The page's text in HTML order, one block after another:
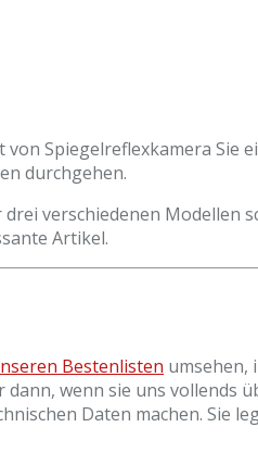
Spiegelreflexkamera Sie
durchgehen.
verschiedenen Modellen
Artikel.
Bestenlisten umsehen,
wenn sie uns vollends
Daten machen. Sie